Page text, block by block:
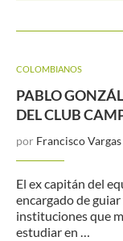
COLOMBIANOS
PABLO
DEL CLUB
por Francisco Vargas
El ex capitán del
encargado de
instituciones que
estudiar en …